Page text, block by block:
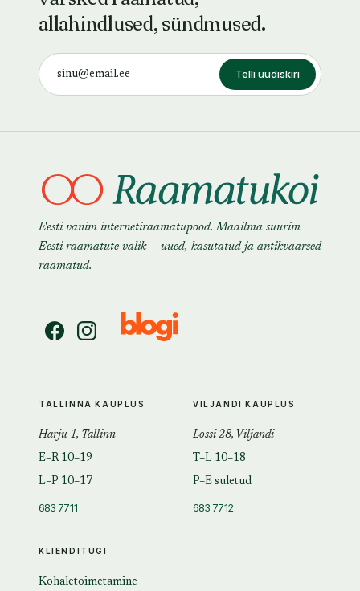
allahindlused, sündmused.
Telli uudiskiri
Eesti vanim internetiraamatupood. Maailma suurim
Eesti raamatute valik — uued, kasutatud ja antikvaarsed
raamatud.
KLIENDITUGI
Kohaletoimetamine
TALLINNA KAUPLUS
Harju 1, Tallinn
E–R 10–19
L–P 10–17
683 7711
VILJANDI KAUPLUS
Lossi 28, Viljandi
T–L 10–18
P–E suletud
683 7712